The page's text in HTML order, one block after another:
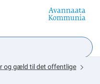
og gæld til det offentlige